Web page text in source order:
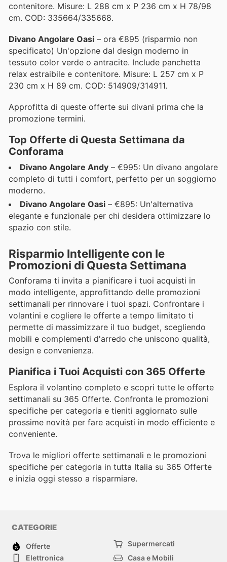
contenitore. Misure: L 288 cm x P 236 cm x H 78/98
cm. COD: 335664/335668.
Divano Angolare Oasi – ora €895 (risparmio non
specificato) Un'opzione dal design moderno in
tessuto color verde o antracite. Include panchetta
relax estraibile e contenitore. Misure: L 257 cm x P
230 cm x H 89 cm. COD: 514909/314911.
Approfitta di queste offerte sui divani prima che la
promozione termini.
Top Offerte di Questa Settimana da
Conforama
Divano Angolare Andy – €995: Un divano angolare
completo di tutti i comfort, perfetto per un soggiorno
moderno.
Divano Angolare Oasi – €895: Un'alternativa
elegante e funzionale per chi desidera ottimizzare lo
spazio con stile.
Risparmio Intelligente con le
Promozioni di Questa Settimana
Conforama ti invita a pianificare i tuoi acquisti in
modo intelligente, approfittando delle promozioni
settimanali per rinnovare i tuoi spazi. Confrontare i
volantini e cogliere le offerte a tempo limitato ti
permette di massimizzare il tuo budget, scegliendo
mobili e complementi d'arredo che uniscono qualità,
design e convenienza.
Pianifica i Tuoi Acquisti con 365 Offerte
Esplora il volantino completo e scopri tutte le offerte
settimanali su 365 Offerte. Confronta le promozioni
specifiche per categoria e tieniti aggiornato sulle
prossime novità per fare acquisti in modo efficiente e
conveniente.
Trova le migliori offerte settimanali e le promozioni
specifiche per categoria in tutta Italia su 365 Offerte
e inizia oggi stesso a risparmiare.
CATEGORIE
Offerte
Supermercati
Elettronica
Casa e Mobili